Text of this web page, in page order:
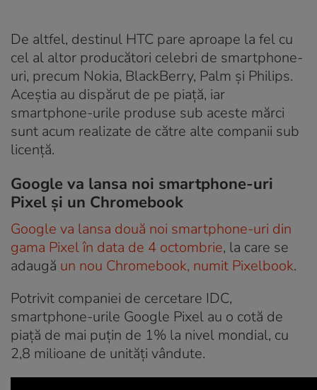
De altfel, destinul HTC pare aproape la fel cu
cel al altor producători celebri de smartphone-
uri, precum Nokia, BlackBerry, Palm și Philips.
Aceștia au dispărut de pe piață, iar
smartphone-urile produse sub aceste mărci
sunt acum realizate de către alte companii sub
licență.
Google va lansa noi smartphone-uri
Pixel și un Chromebook
Google va lansa două noi smartphone-uri din
gama Pixel în data de 4 octombrie, la care se
adaugă un nou Chromebook, numit Pixelbook.
Potrivit companiei de cercetare IDC,
smartphone-urile Google Pixel au o cotă de
piață de mai puțin de 1% la nivel mondial, cu
2,8 milioane de unități vândute.